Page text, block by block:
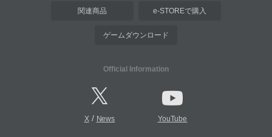
関連商品 e-STOREで購入
ゲームダウンロード
Official Information
X/ News YouTube